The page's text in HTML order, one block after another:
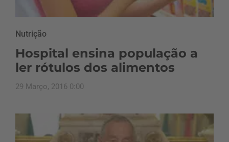
Nutrição
Hospital ensina população a
ler rótulos dos alimentos
29 Março, 2016 0:00